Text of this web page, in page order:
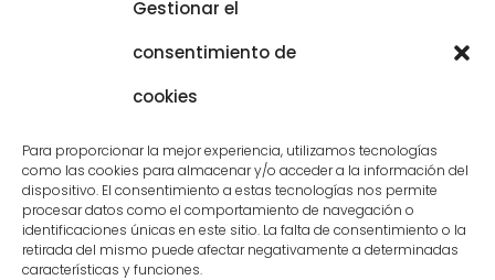
Gestionar el
consentimiento de
cookies
Para proporcionar la mejor experiencia, utilizamos tecnologías
como las cookies para almacenar y/o acceder a la información del
dispositivo. El consentimiento a estas tecnologías nos permite
procesar datos como el comportamiento de navegación o
identificaciones únicas en este sitio. La falta de consentimiento o la
retirada del mismo puede afectar negativamente a determinadas
características y funciones.